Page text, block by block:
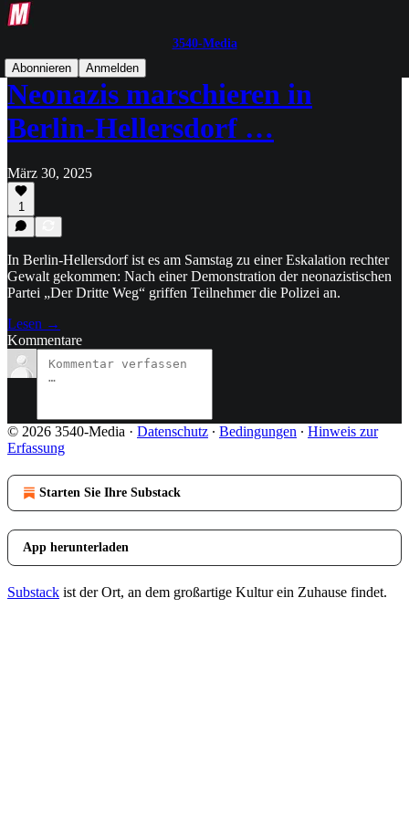
3540-Media
Abonnieren
Anmelden
Neonazis marschieren in
Berlin-Hellersdorf …
März 30, 2025
1
In Berlin-Hellersdorf ist es am Samstag zu einer Eskalation rechter
Gewalt gekommen: Nach einer Demonstration der neonazistischen
Partei „Der Dritte Weg“ griffen Teilnehmer die Polizei an.
Lesen →
Kommentare
© 2026 3540-Media · Datenschutz ∙ Bedingungen ∙ Hinweis zur
Erfassung
Starten Sie Ihre Substack
App herunterladen
Substack ist der Ort, an dem großartige Kultur ein Zuhause findet.